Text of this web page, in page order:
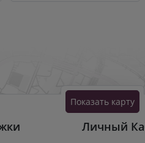
Показать карту
Личный